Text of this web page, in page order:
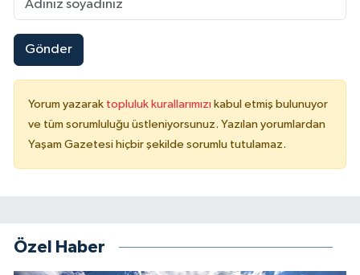
Gönder
Yorum yazarak topluluk kurallarımızı kabul etmiş bulunuyor
ve tüm sorumluluğu üstleniyorsunuz. Yazılan yorumlardan
Yaşam Gazetesi hiçbir şekilde sorumlu tutulamaz.
Özel Haber